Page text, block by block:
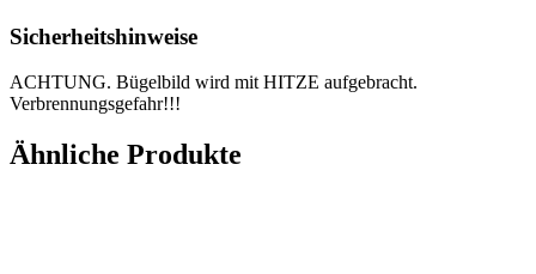
Sicherheitshinweise
ACHTUNG. Bügelbild wird mit HITZE aufgebracht.
Verbrennungsgefahr!!!
Ähnliche Produkte